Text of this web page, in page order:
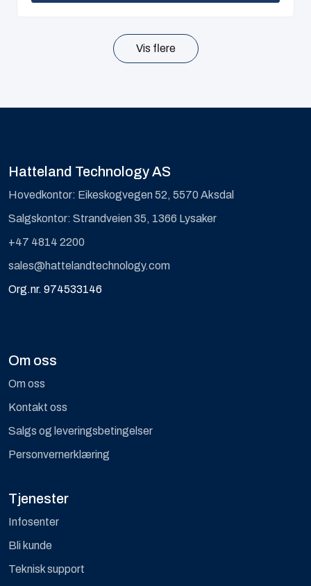
Vis flere
Hatteland Technology AS
Hovedkontor: Eikeskogvegen 52, 5570 Aksdal
Salgskontor: Strandveien 35, 1366 Lysaker
+47 4814 2200
sales@hattelandtechnology.com
Org.nr. 974533146
Om oss
Om oss
Kontakt oss
Salgs og leveringsbetingelser
Personvernerklæring
Tjenester
Infosenter
Bli kunde
Teknisk support